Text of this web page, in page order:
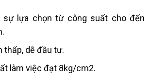
sự lựa chọn từ công suất cho đến
thấp, dễ đầu tư.
làm việc đạt 8kg/cm2.